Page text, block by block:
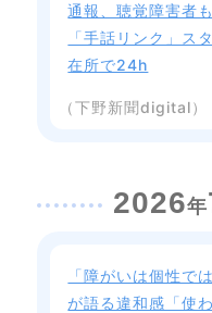
通報、聴覚障害者
「手話リンク」
在所で24h
（下野新聞digital）
2026年
「障がいは個性で
が語る違和感「使